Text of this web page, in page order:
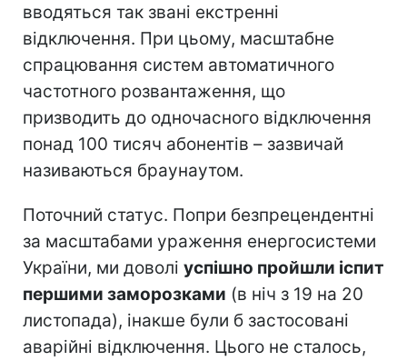
вводяться так звані екстренні
відключення. При цьому, масштабне
спрацювання систем автоматичного
частотного розвантаження, що
призводить до одночасного відключення
понад 100 тисяч абонентів – зазвичай
називаються браунаутом.
Поточний статус. Попри безпрецендентні
за масштабами ураження енергосистеми
України, ми доволі успішно пройшли іспит
першими заморозками (в ніч з 19 на 20
листопада), інакше були б застосовані
аварійні відключення. Цього не сталось,